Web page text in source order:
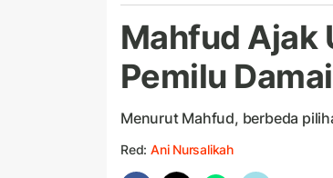
Mahfud Ajak
Pemilu
Menurut Mahfud, berbeda
Red: Ani Nursalikah